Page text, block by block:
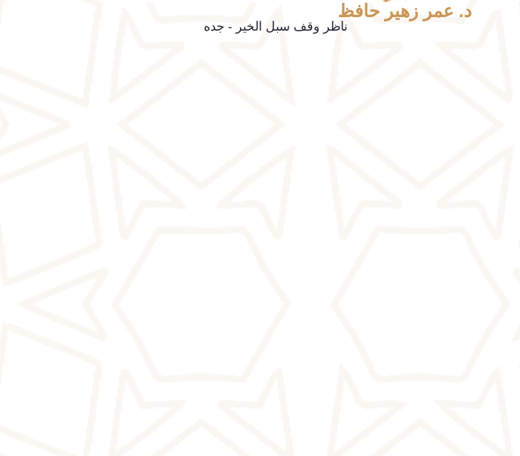
د. عمر زهير حافظ
ناظر وقف سبل الخير - جده